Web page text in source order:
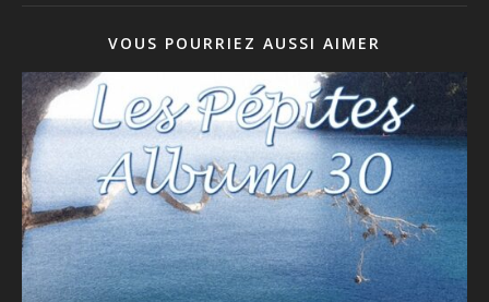
VOUS POURRIEZ AUSSI AIMER